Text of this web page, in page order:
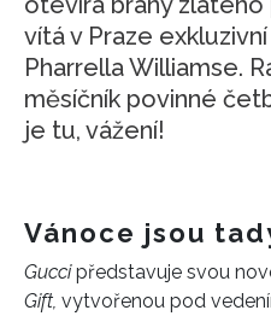
vítá v Praze
Pharrella Williamse.
měsíčník povinné
je tu, vážení!
Vánoce jsou
Guccipředstavuje svou
Gift, vytvořenou pod